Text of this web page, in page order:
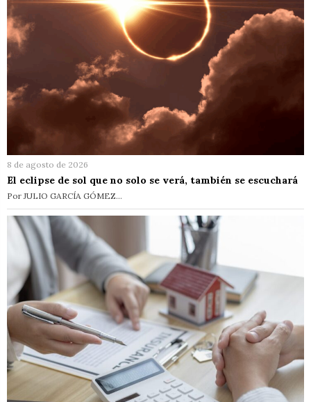
8 de agosto de 2026
El eclipse de sol que no solo se verá, también se escuchará
Por JULIO GARCÍA GÓMEZ…